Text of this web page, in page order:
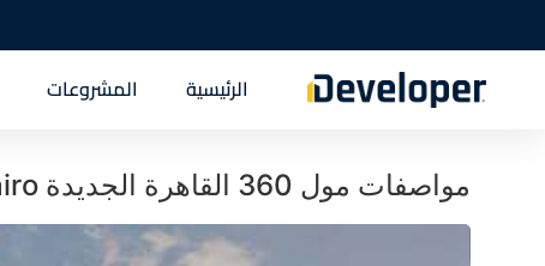
الرئيسية المشروعات
مواصفات مول 360 القاهرة الجديدة Three Sixty mall new cairo